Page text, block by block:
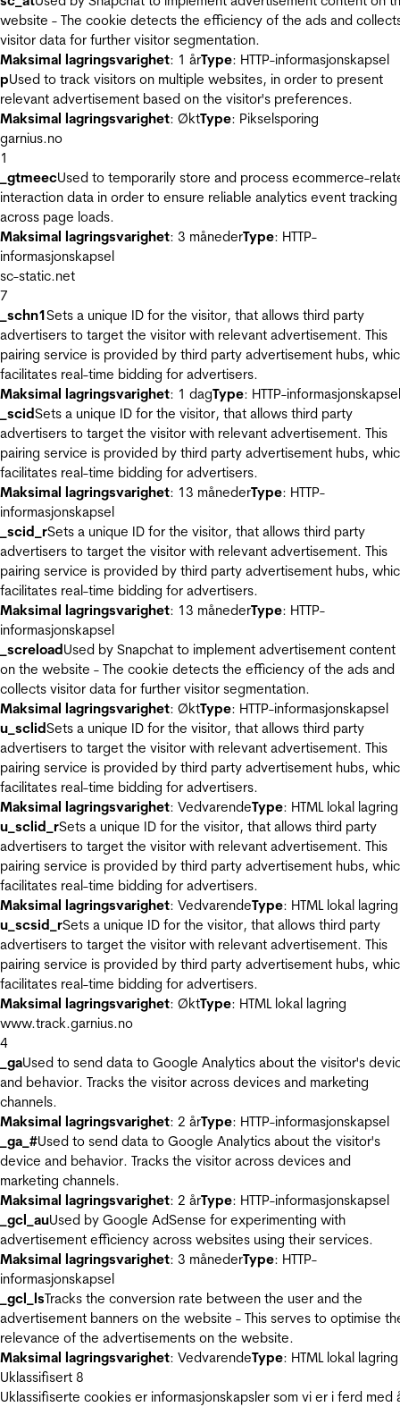
website - The cookie detects the efficiency of the ads and
visitor data for further visitor segmentation.
Maksimal lagringsvarighet: 1 årType: HTTP-informasjonskapsel
pUsed to track visitors on multiple websites, in order to present
relevant advertisement based on the visitor's preferences.
Maksimal lagringsvarighet: ØktType: Pikselsporing
garnius.no
1
_gtmeecUsed to temporarily store and process ecommerce-
interaction data in order to ensure reliable analytics event tracking
across page loads.
Maksimal lagringsvarighet: 3 månederType: HTTP-
informasjonskapsel
sc-static.net
7
_schn1Sets a unique ID for the visitor, that allows third party
advertisers to target the visitor with relevant advertisement. This
pairing service is provided by third party advertisement hubs,
facilitates real-time bidding for advertisers.
Maksimal lagringsvarighet: 1 dagType: HTTP-informasjonskapsel
_scidSets a unique ID for the visitor, that allows third party
advertisers to target the visitor with relevant advertisement. This
pairing service is provided by third party advertisement hubs,
facilitates real-time bidding for advertisers.
Maksimal lagringsvarighet: 13 månederType: HTTP-
informasjonskapsel
_scid_rSets a unique ID for the visitor, that allows third party
advertisers to target the visitor with relevant advertisement. This
pairing service is provided by third party advertisement hubs,
facilitates real-time bidding for advertisers.
Maksimal lagringsvarighet: 13 månederType: HTTP-
informasjonskapsel
_screloadUsed by Snapchat to implement advertisement content
on the website - The cookie detects the efficiency of the ads and
collects visitor data for further visitor segmentation.
Maksimal lagringsvarighet: ØktType: HTTP-informasjonskapsel
u_sclidSets a unique ID for the visitor, that allows third party
advertisers to target the visitor with relevant advertisement. This
pairing service is provided by third party advertisement hubs,
facilitates real-time bidding for advertisers.
Maksimal lagringsvarighet: VedvarendeType: HTML lokal lagring
u_sclid_rSets a unique ID for the visitor, that allows third party
advertisers to target the visitor with relevant advertisement. This
pairing service is provided by third party advertisement hubs,
facilitates real-time bidding for advertisers.
Maksimal lagringsvarighet: VedvarendeType: HTML lokal lagring
u_scsid_rSets a unique ID for the visitor, that allows third party
advertisers to target the visitor with relevant advertisement. This
pairing service is provided by third party advertisement hubs,
facilitates real-time bidding for advertisers.
Maksimal lagringsvarighet: ØktType: HTML lokal lagring
www.track.garnius.no
4
_gaUsed to send data to Google Analytics about the visitor's
and behavior. Tracks the visitor across devices and marketing
channels.
Maksimal lagringsvarighet: 2 årType: HTTP-informasjonskapsel
_ga_#Used to send data to Google Analytics about the visitor's
device and behavior. Tracks the visitor across devices and
marketing channels.
Maksimal lagringsvarighet: 2 årType: HTTP-informasjonskapsel
_gcl_auUsed by Google AdSense for experimenting with
advertisement efficiency across websites using their services.
Maksimal lagringsvarighet: 3 månederType: HTTP-
informasjonskapsel
_gcl_lsTracks the conversion rate between the user and the
advertisement banners on the website - This serves to optimise
relevance of the advertisements on the website.
Maksimal lagringsvarighet: VedvarendeType: HTML lokal lagring
Uklassifisert 8
Uklassifiserte cookies er informasjonskapsler som vi er i ferd med